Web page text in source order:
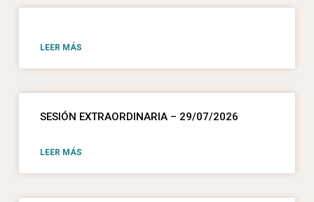
LEER MÁS
SESIÓN EXTRAORDINARIA – 29/07/2026
LEER MÁS